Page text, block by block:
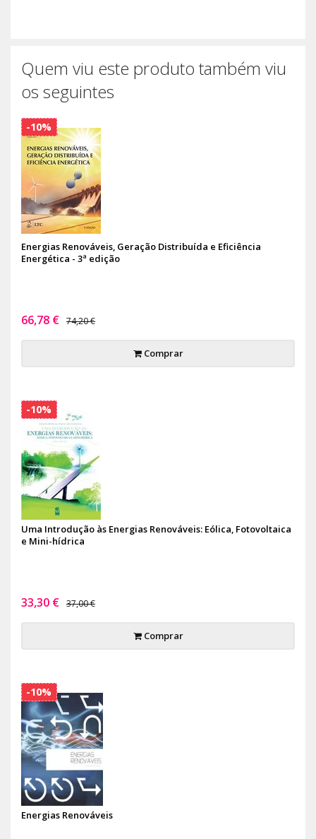
Quem viu este produto também viu
os seguintes
Energias Renováveis, Geração Distribuída e Eficiência
Energética - 3ª edição
66,78 € 74,20 €
Comprar
-10%
Uma Introdução às Energias Renováveis: Eólica, Fotovoltaica
e Mini-hídrica
33,30 € 37,00 €
Comprar
-10%
Energias Renováveis
-10%